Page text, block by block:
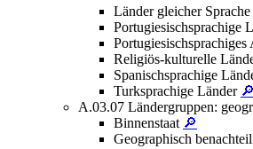
Länder gleicher Sprache
Portugiesischsprachige
Portugiesischsprachiges
Religiös-kulturelle
Spanischsprachige
Turksprachige Länder 🔎
A.03.07 Ländergruppen:
Binnenstaat 🔎
Geographisch